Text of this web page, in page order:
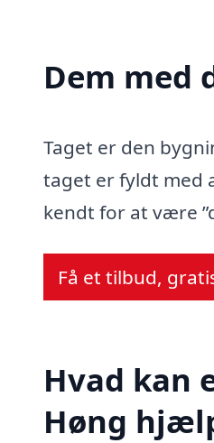
Dem med
Taget er den
taget er fyldt med
kendt for at være
Få et tilbud,
Hvad kan
Høng